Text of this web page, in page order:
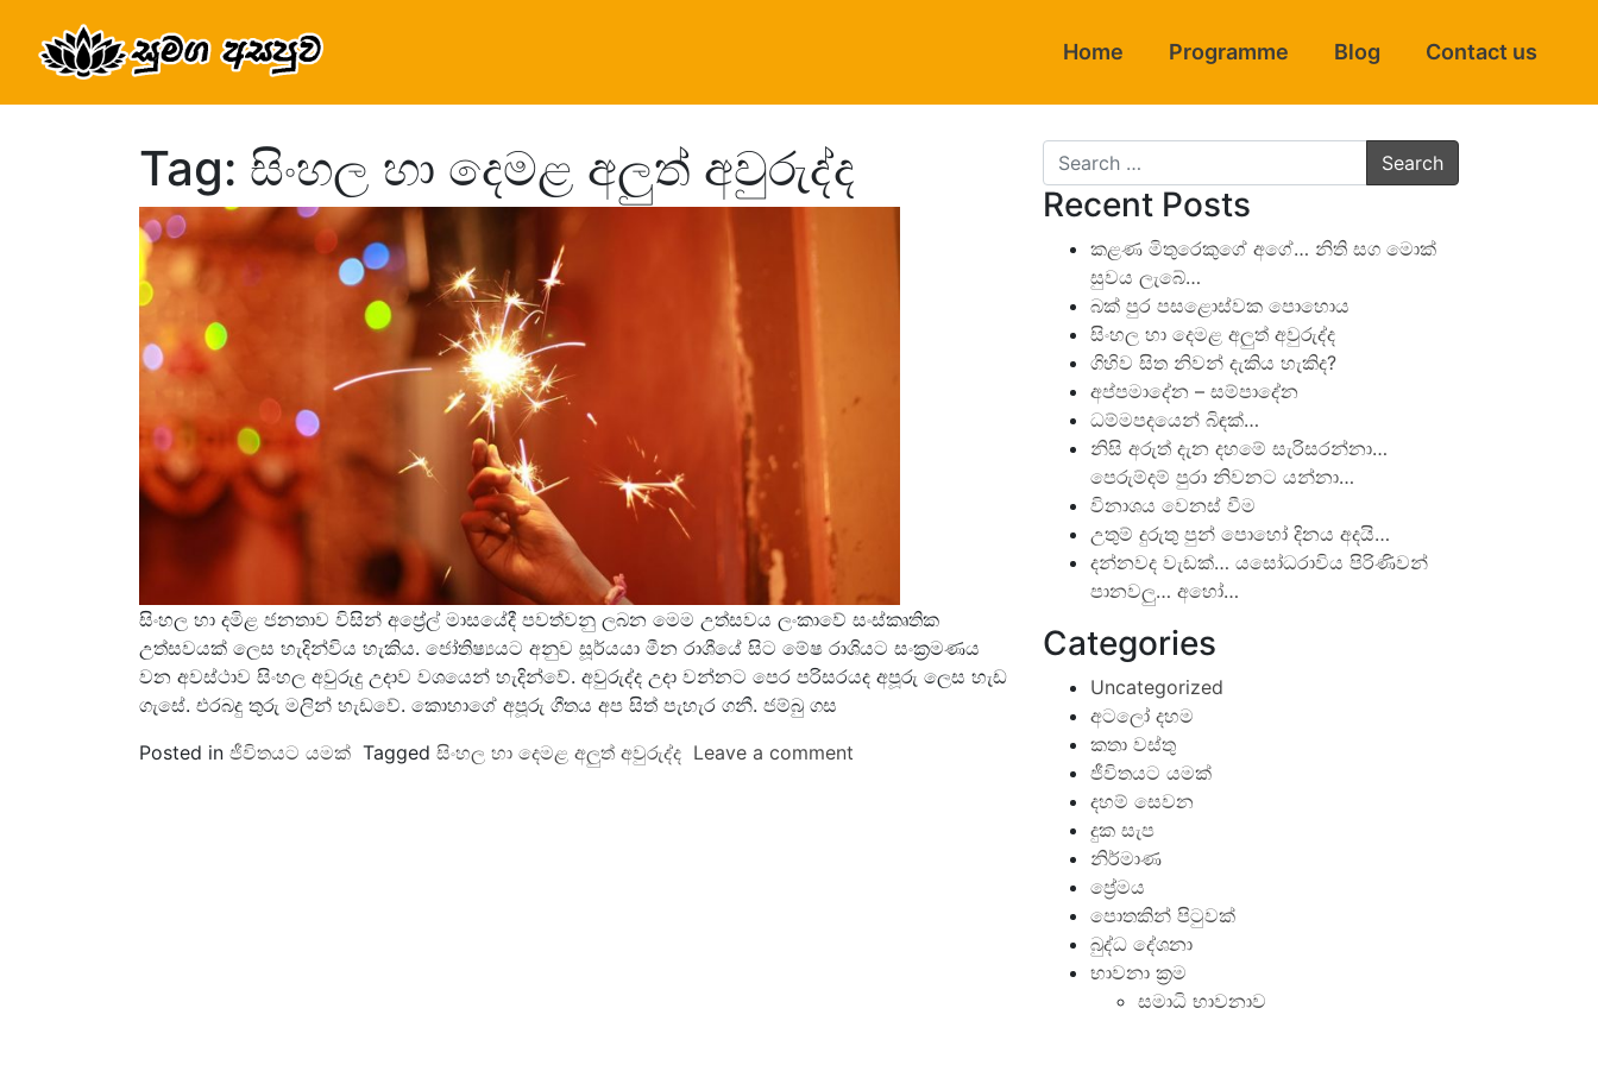
Home Programme Blog Contact us
Tag: සිංහල හා දෙමළ අලුත් අවුරුද්ද
සිංහල හා දමිළ ජනතාව විසින් අප්‍රේල් මාසයේදී පවත්වනු ලබන මෙම උත්සවය ලංකාවේ සංස්කෘතික
උත්සවයක් ලෙස හැදින්විය හැකිය. ජෝතිෂ්‍යයට අනුව සූර්යයා මීන රාශීයේ සිට මේෂ රාශියට සංක්‍රමණය
වන අවස්ථාව සිංහල අවුරුදු උදාව වශයෙන් හැදින්වේ. අවුරුද්ද උදා වන්නට පෙර පරිසරයද අපූරු ලෙස හැඩ
ගැසේ. එරබදු තුරු මලින් හැඩවේ. කොහාගේ අපූරු ගීතය අප සිත් පැහැර ගනී. ජම්බු ගස
Posted in ජීවිතයට යමක් Tagged සිංහල හා දෙමළ අලුත් අවුරුද්ද Leave a comment
Search
Recent Posts
කළණ මිතුරෙකුගේ අගේ… නිති සග මොක්
සුවය ලැබේ…
බක් පුර පසළොස්වක පොහොය
සිංහල හා දෙමළ අලුත් අවුරුද්ද
ගිහිව සිත නිවන් දැකිය හැකිද?
අප්පමාදේන – සම්පාදේන
ධම්මපදයෙන් බිඳක්…
නිසි අරුත් දැන දහමේ සැරිසරන්නා…
පෙරුම්දම් පුරා නිවනට යන්නා…
විනාශය වෙනස් වීම
උතුම් දුරුතු පුන් පොහෝ දිනය අදයි…
දන්නවද වැඩක්… යසෝධරාවිය පිරිණිවන්
පානවලු… අහෝ…
Categories
Uncategorized
අටලෝ දහම
කතා වස්තු
ජීවිතයට යමක්
දහම් සෙවන
දුක සැප
නිර්මාණ
ප්‍රේමය
පොතකින් පිටුවක්
බුද්ධ දේශනා
භාවනා ක්‍රම
සමාධි භාවනාව